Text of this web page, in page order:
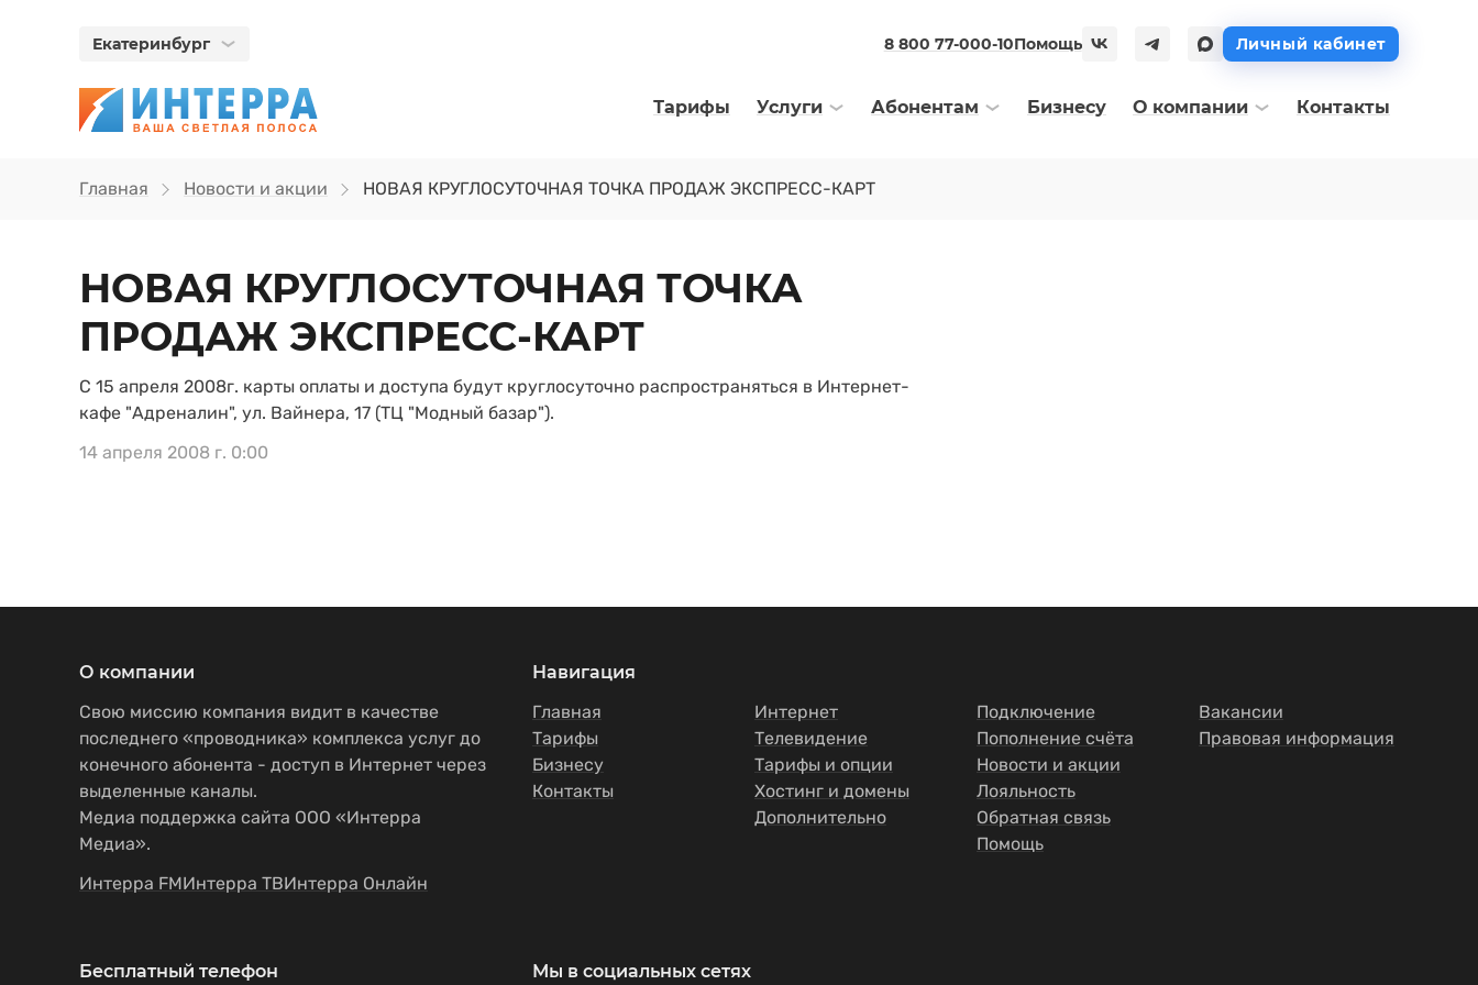
Екатеринбург 8 800 77-000-10Помощь Личный кабинет
Тарифы Услуги Абонентам Бизнесу О компании Контакты
Главная Новости и акции НОВАЯ КРУГЛОСУТОЧНАЯ ТОЧКА ПРОДАЖ ЭКСПРЕСС-КАРТ
НОВАЯ КРУГЛОСУТОЧНАЯ ТОЧКА
ПРОДАЖ ЭКСПРЕСС-КАРТ
С 15 апреля 2008г. карты оплаты и доступа будут круглосуточно распространяться в Интернет-
кафе "Адреналин", ул. Вайнера, 17 (ТЦ "Модный базар").
14 апреля 2008 г. 0:00
О компании
Свою миссию компания видит в качестве
последнего «проводника» комплекса услуг до
конечного абонента - доступ в Интернет через
выделенные каналы.
Медиа поддержка сайта ООО «Интерра
Медиа».
Интерра FMИнтерра ТВИнтерра Онлайн
Навигация
Главная
Тарифы
Бизнесу
Контакты
Интернет
Телевидение
Тарифы и опции
Хостинг и домены
Дополнительно
Подключение
Пополнение счёта
Новости и акции
Лояльность
Обратная связь
Помощь
Вакансии
Правовая информация
Бесплатный телефон Мы в социальных сетях